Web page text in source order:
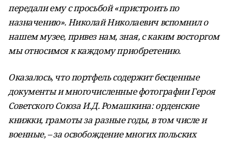
передали ему с просьбой «пристроить по
назначению». Николай Николаевич вспомнил о
нашем музее, привез нам, зная, с каким восторгом
мы относимся к каждому приобретению.
Оказалось, что портфель содержит бесценные
документы и многочисленные фотографии Героя
Советского Союза И.Д. Ромашкина: орденские
книжки, грамоты за разные годы, в том числе и
военные, – за освобождение многих польских